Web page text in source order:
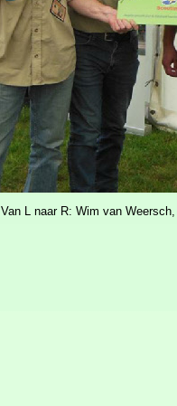
Van L naar R: Wim van